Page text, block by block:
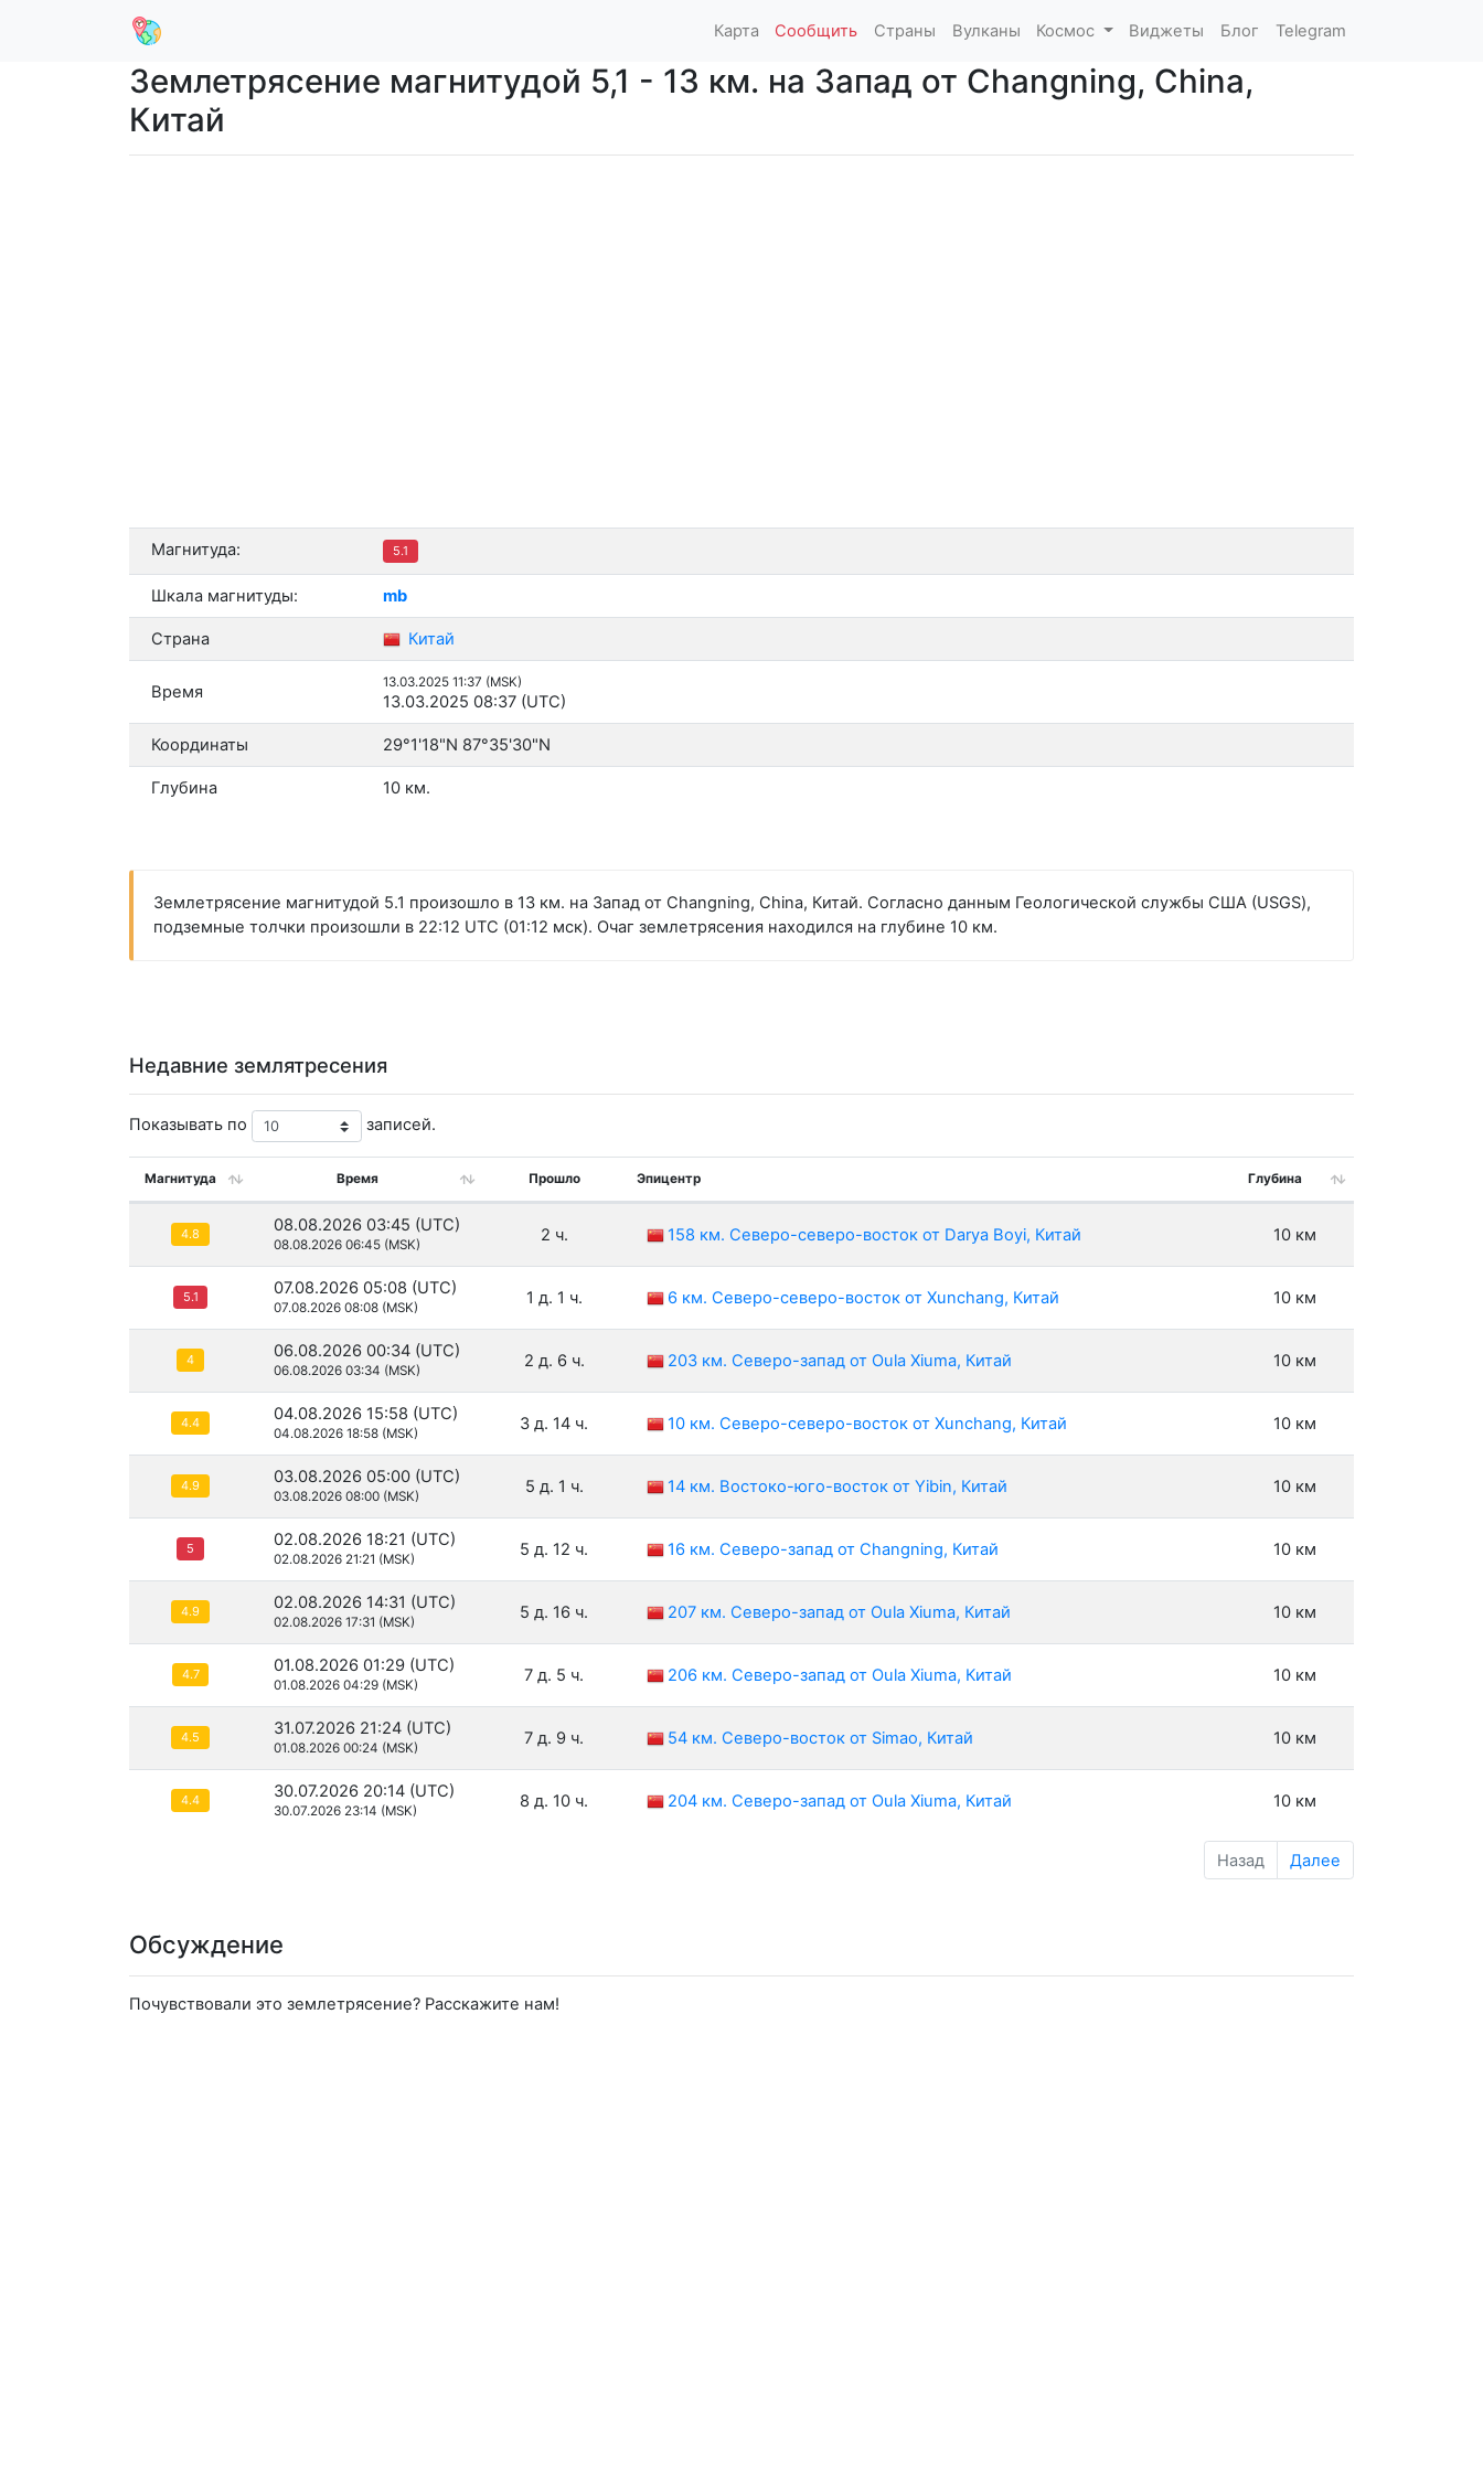
Карта Сообщить Страны Вулканы Космос Виджеты Блог Telegram
Землетрясение магнитудой 5,1 - 13 км. на Запад от Changning, China,
Китай
Магнитуда: 5.1
Шкала магнитуды: mb
Страна Китай
Время 13.03.2025 11:37 (MSK)
13.03.2025 08:37 (UTC)
Координаты 29°1'18"N 87°35'30"N
Глубина 10 км.
Землетрясение магнитудой 5.1 произошло в 13 км. на Запад от Changning, China, Китай. Согласно данным Геологической службы США (USGS),
подземные толчки произошли в 22:12 UTC (01:12 мск). Очаг землетрясения находился на глубине 10 км.
Недавние землятресения
Показывать по записей.
Магнитуда Время Прошло Эпицентр Глубина
4.8 08.08.2026 03:45 (UTC)
08.08.2026 06:45 (MSK) 2 ч. 158 км. Северо-северо-восток от Darya Boyi, Китай 10 км
5.1 07.08.2026 05:08 (UTC)
07.08.2026 08:08 (MSK) 1 д. 1 ч. 6 км. Северо-северо-восток от Xunchang, Китай 10 км
4 06.08.2026 00:34 (UTC)
06.08.2026 03:34 (MSK) 2 д. 6 ч. 203 км. Северо-запад от Oula Xiuma, Китай 10 км
4.4 04.08.2026 15:58 (UTC)
04.08.2026 18:58 (MSK) 3 д. 14 ч. 10 км. Северо-северо-восток от Xunchang, Китай 10 км
4.9 03.08.2026 05:00 (UTC)
03.08.2026 08:00 (MSK) 5 д. 1 ч. 14 км. Востоко-юго-восток от Yibin, Китай 10 км
5 02.08.2026 18:21 (UTC)
02.08.2026 21:21 (MSK) 5 д. 12 ч. 16 км. Северо-запад от Changning, Китай 10 км
4.9 02.08.2026 14:31 (UTC)
02.08.2026 17:31 (MSK) 5 д. 16 ч. 207 км. Северо-запад от Oula Xiuma, Китай 10 км
4.7 01.08.2026 01:29 (UTC)
01.08.2026 04:29 (MSK) 7 д. 5 ч. 206 км. Северо-запад от Oula Xiuma, Китай 10 км
4.5 31.07.2026 21:24 (UTC)
01.08.2026 00:24 (MSK) 7 д. 9 ч. 54 км. Северо-восток от Simao, Китай 10 км
4.4 30.07.2026 20:14 (UTC)
30.07.2026 23:14 (MSK) 8 д. 10 ч. 204 км. Северо-запад от Oula Xiuma, Китай 10 км
Назад Далее
Обсуждение
Почувствовали это землетрясение? Расскажите нам!